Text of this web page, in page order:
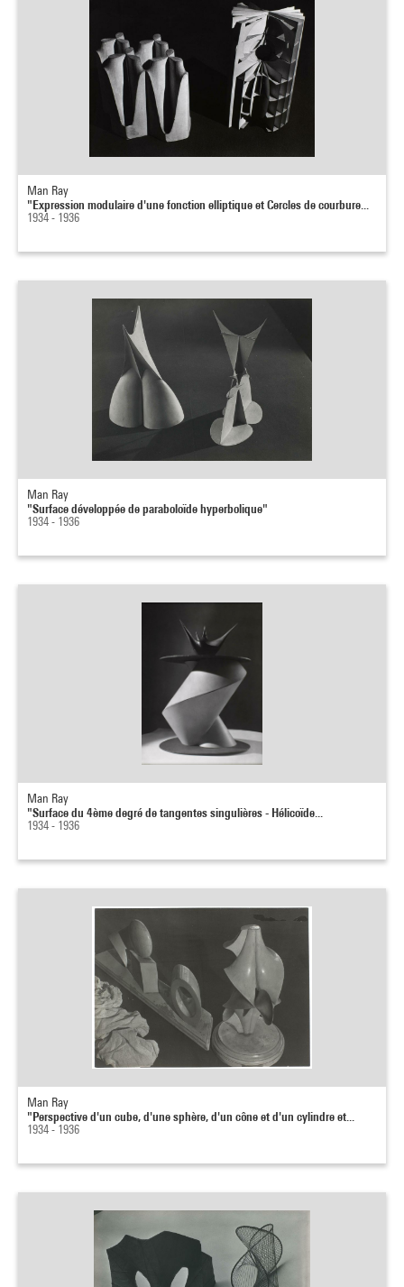
Man Ray
"Expression modulaire d'une fonction elliptique et Cercles de courbure...
1934 - 1936
Man Ray
"Surface développée de paraboloïde hyperbolique"
1934 - 1936
Man Ray
"Surface du 4ème degré de tangentes singulières - Hélicoïde...
1934 - 1936
Man Ray
"Perspective d'un cube, d'une sphère, d'un cône et d'un cylindre et...
1934 - 1936